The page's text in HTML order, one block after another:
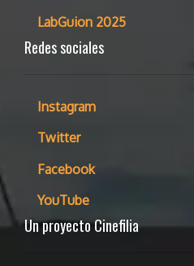
LabGuion 2025
Redes sociales
Instagram
Twitter
Facebook
YouTube
Un proyecto Cinefilia